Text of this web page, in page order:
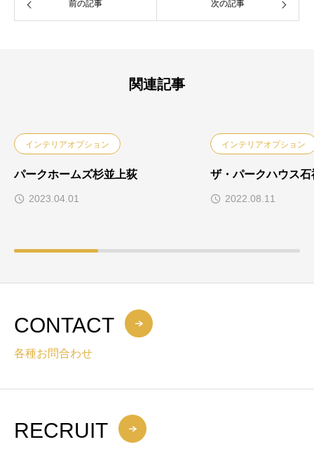
前の記事 次の記事
関連記事
インテリアオプション
パークホームズ杉並上荻
2023.04.01
インテリアオプション
ザ・パークハウス
2022.08.11
CONTACT
各種お問合わせ
RECRUIT